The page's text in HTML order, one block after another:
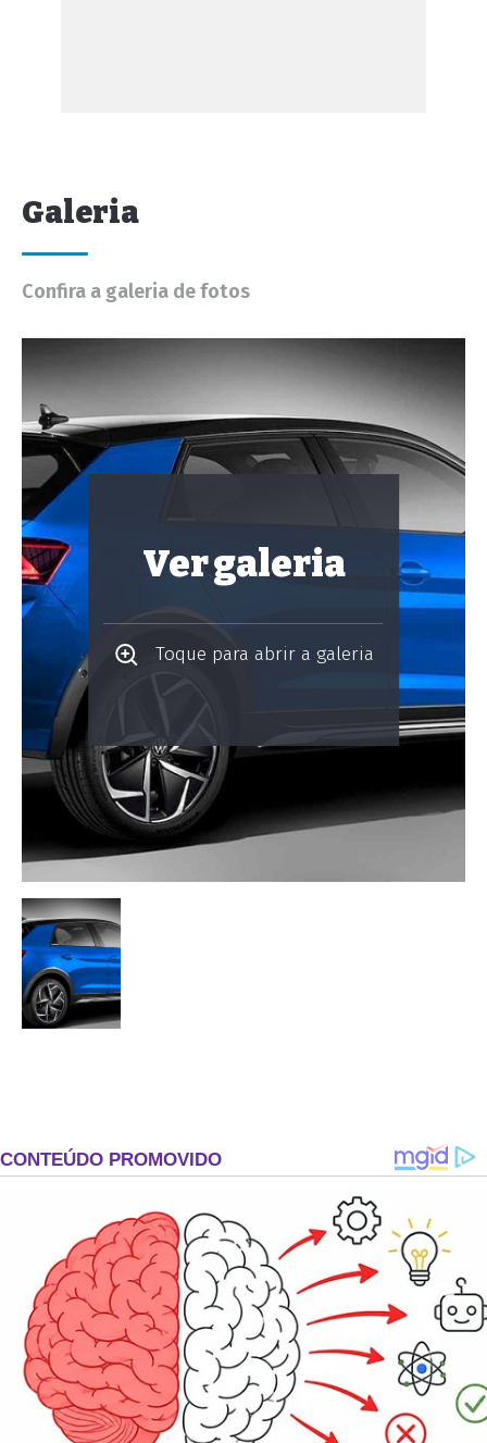
Galeria
Confira a galeria de fotos
Ver galeria
Toque para abrir a galeria